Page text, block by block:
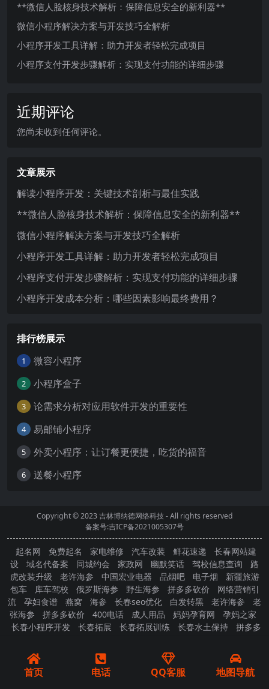
**微信人脸核身技术解析：保障信息安全的新利器**
微信小程序解决方案与开发技巧全解析
小程序开发工具详解：助力开发者轻松完成项目
小程序支付开发步骤解析：实现支付功能的详细步骤
近期评论
您尚未收到任何评论。
文章展示
解读小程序开发：关键技术剖析与最佳实践
**微信人脸核身技术解析：保障信息安全的新利器**
微信小程序解决方案与开发技巧全解析
小程序开发工具详解：助力开发者轻松完成项目
小程序支付开发步骤解析：实现支付功能的详细步骤
小程序开发成本分析：哪些因素影响最终费用？
排行榜展示
1 微容小程序
2 小程序盒子
3 论需求分析对应用软件开发的重要性
4 易邮铺小程序
5 外卖小程序：让订餐更便捷，吃货的福音
6 送餐小程序
Copyright © 2023吉林博纳德网络科技- All rights reserved
备案号:吉ICP备2021005307号
起名网 免费起名 家电维修 汽车改装 鲜花速递
长春网站建
设
域名代备案 同城约会 家政网 幽默笑话 驾校信息查询
路
虎改装升级
老许海参 中国宏业电器 品烟吧 电子烟
新疆旅游
包车
库车驾校 俄罗斯海参 野生海参 拼多多砍价
网络营销引
流
孕妇食谱 燕窝 海参 长春seo优化 白发转黑 老许海参
老
张海参
拼多多砍价 400电话 成人用品 妈妈孕育网
孕妈之家
长春小程序开发
长春拓展 长春拓展训练 长春水土保持
拼多多
首页 电话 QQ客服 地图导航